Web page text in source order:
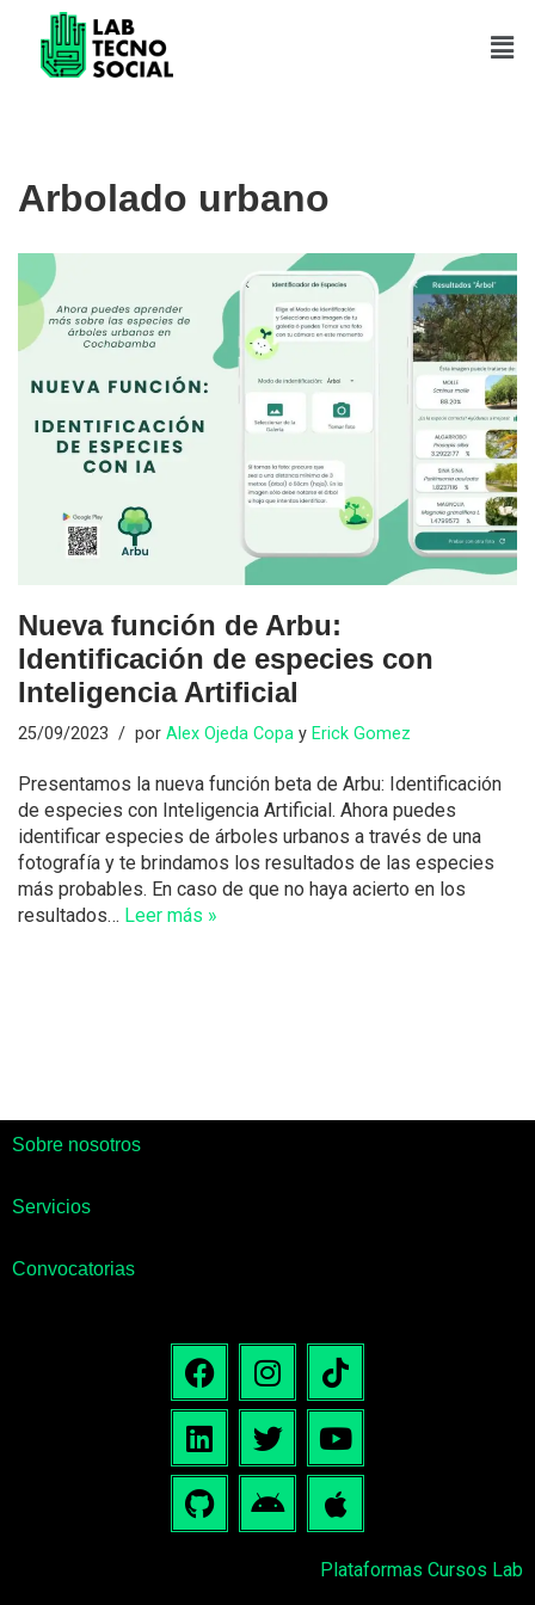
Saltar
Arbolado urbano
Nueva función de Arbu:
Identificación de especies con
Inteligencia Artificial
25/09/2023 por Alex Ojeda Copa y Erick Gomez
Presentamos la nueva función beta de Arbu: Identificación
de especies con Inteligencia Artificial. Ahora puedes
identificar especies de árboles urbanos a través de una
fotografía y te brindamos los resultados de las especies
más probables. En caso de que no haya acierto en los
resultados… Leer más »
Sobre nosotros
Servicios
Convocatorias
Plataformas Cursos Lab